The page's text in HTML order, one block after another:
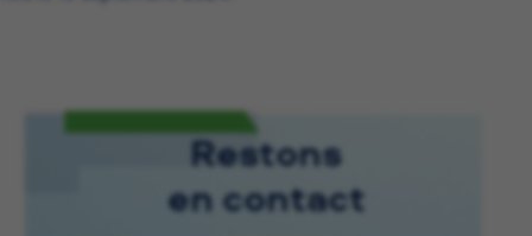
Restons
en contact